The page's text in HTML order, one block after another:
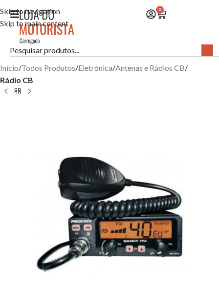
Skip to navigation
Skip to main content
0
Início Todos Produtos Eletrónica Antenas e Rádios CB
Rádio CB